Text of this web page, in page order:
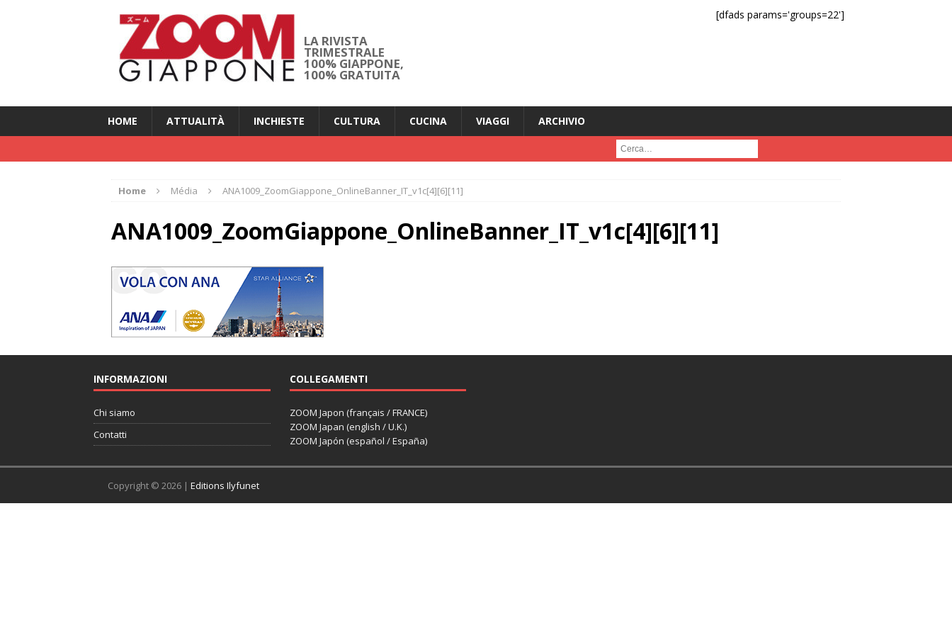
LA RIVISTA
TRIMESTRALE
100% GIAPPONE,
100% GRATUITA
[dfads params='groups=22']
HOME ATTUALITÀ INCHIESTE CULTURA CUCINA VIAGGI
ARCHIVIO
Cerca :
Home Média ANA1009_ZoomGiappone_OnlineBanner_IT_v1c[4][6][11]
ANA1009_ZoomGiappone_OnlineBanner_IT_v1c[4][6][11]
INFORMAZIONI
Chi siamo
Contatti
COLLEGAMENTI
ZOOM Japon (français / FRANCE)
ZOOM Japan (english / U.K.)
ZOOM Japón (español / España)
Copyright © 2026 | Editions Ilyfunet